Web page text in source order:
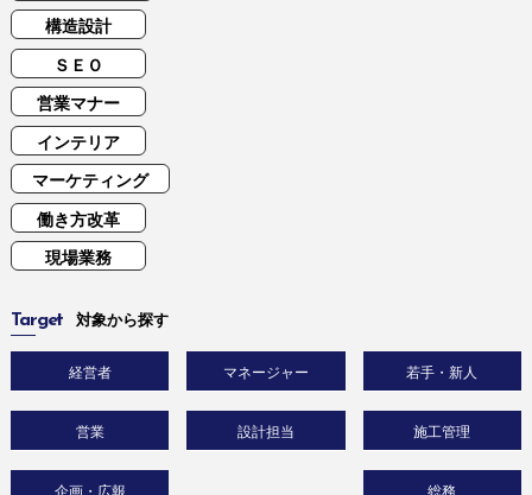
構造設計
ＳＥＯ
営業マナー
インテリア
マーケティング
働き方改革
現場業務
Target 対象から探す
経営者 マネージャー 若手・新人
営業 設計担当 施工管理
企画・広報 総務